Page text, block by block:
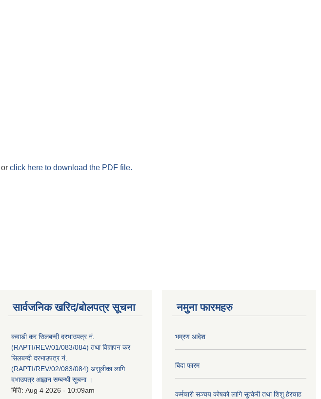
or click here to download the PDF file.
सार्वजनिक खरिद/बोलपत्र सूचना
कवाडी कर सिलबन्दी दरभाउपत्र नं.
(RAPTI/REV/01/083/084) तथा विज्ञापन कर
सिलबन्दी दरभाउपत्र नं.
(RAPTI/REV/02/083/084) असुलीका लागि
दभाउपत्र आह्वान सम्बन्धी सूचना ।
मिति: Aug 4 2026 - 10:09am
नमुना फारमहरु
भम्रण आदेश
बिदा फारम
कर्मचारी सञ्चय कोषको लागि सुत्केरी तथा शिशु हेरचाह